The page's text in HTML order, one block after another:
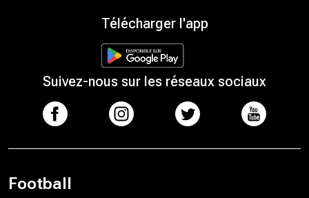
Télécharger l'app
Suivez-nous sur les réseaux sociaux
Football